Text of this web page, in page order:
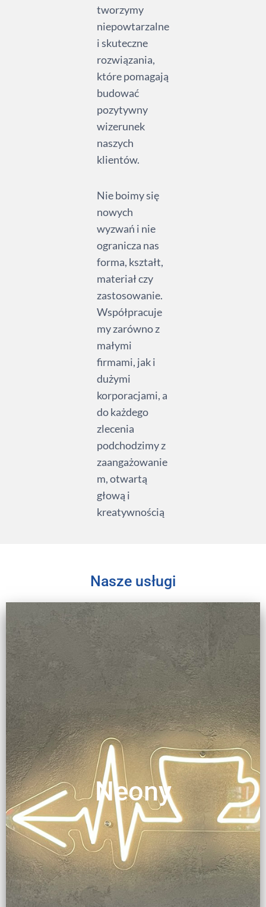
tworzymy
niepowtarzalne
i skuteczne
rozwiązania,
które pomagają
budować
pozytywny
wizerunek
naszych
klientów.
Nie boimy się
nowych
wyzwań i nie
ogranicza nas
forma, kształt,
materiał czy
zastosowanie.
Współpracuje
my zarówno z
małymi
firmami, jak i
dużymi
korporacjami, a
do każdego
zlecenia
podchodzimy z
zaangażowanie
m, otwartą
głową i
kreatywnością
Nasze usługi
Neony